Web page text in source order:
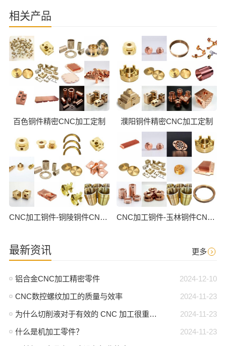
相关产品
百色铜件精密CNC加工定制 濮阳铜件精密CNC加工定制
CNC加工铜件-铜陵铜件CNC批量加工 CNC加工铜件-玉林铜件CNC批量加工
最新资讯 更多
2024-12-10
铝合金CNC加工精密零件
2024-11-23
CNC数控螺纹加工的质量与效率
2024-11-23
为什么切削液对于有效的 CNC 加工很重要？
2024-11-23
什么是机加工零件？